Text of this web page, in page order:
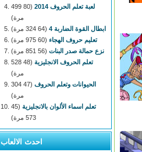
لعبة تعلم الحروف 2014
(80 499
مرة)
ابطال القوة الضاربة 4
(64 324 مرة)
تعليم حروف الهجاء (60 975 مرة)
نزع حمالة صدر البنات (56 851 مرة)
تعلم الحروف الانجليزية
(48 528
مرة)
الحيوانات وتعلم الحروف
(47 304
مرة)
تعلم اسماء الألوان بالانجليزية (45
573 مرة)
احدث الالعاب